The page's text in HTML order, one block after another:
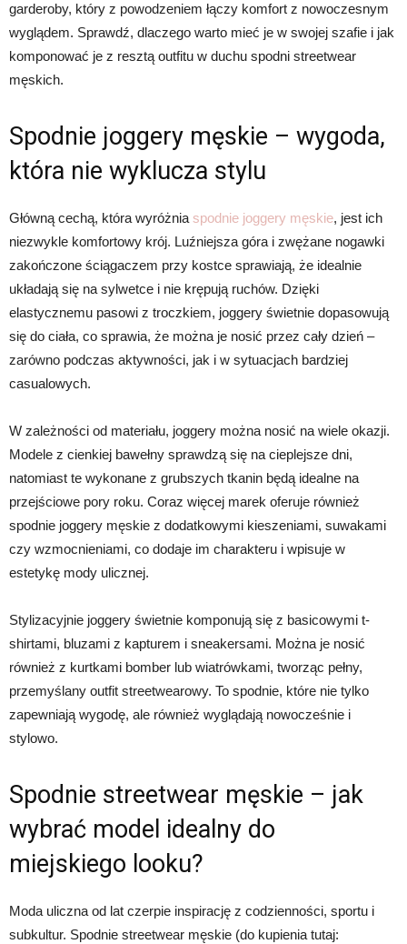
garderoby, który z powodzeniem łączy komfort z nowoczesnym
wyglądem. Sprawdź, dlaczego warto mieć je w swojej szafie i jak
komponować je z resztą outfitu w duchu spodni streetwear
męskich.
Spodnie joggery męskie – wygoda,
która nie wyklucza stylu
Główną cechą, która wyróżniaspodnie joggery męskie, jest ich
niezwykle komfortowy krój. Luźniejsza góra i zwężane nogawki
zakończone ściągaczem przy kostce sprawiają, że idealnie
układają się na sylwetce i nie krępują ruchów. Dzięki
elastycznemu pasowi z troczkiem, joggery świetnie dopasowują
się do ciała, co sprawia, że można je nosić przez cały dzień –
zarówno podczas aktywności, jak i w sytuacjach bardziej
casualowych.
W zależności od materiału, joggery można nosić na wiele okazji.
Modele z cienkiej bawełny sprawdzą się na cieplejsze dni,
natomiast te wykonane z grubszych tkanin będą idealne na
przejściowe pory roku. Coraz więcej marek oferuje również
spodnie joggery męskie z dodatkowymi kieszeniami, suwakami
czy wzmocnieniami, co dodaje im charakteru i wpisuje w
estetykę mody ulicznej.
Stylizacyjnie joggery świetnie komponują się z basicowymi t-
shirtami, bluzami z kapturem i sneakersami. Można je nosić
również z kurtkami bomber lub wiatrówkami, tworząc pełny,
przemyślany outfit streetwearowy. To spodnie, które nie tylko
zapewniają wygodę, ale również wyglądają nowocześnie i
stylowo.
Spodnie streetwear męskie – jak
wybrać model idealny do
miejskiego looku?
Moda uliczna od lat czerpie inspirację z codzienności, sportu i
subkultur. Spodnie streetwear męskie (do kupienia tutaj: